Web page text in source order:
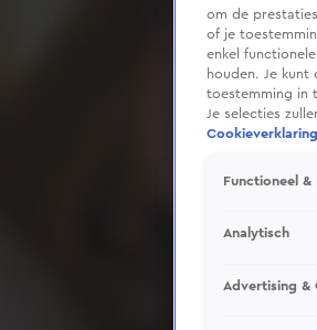
om de
of je
enkel
houden. Je
toestemming in
Je selecties
Functioneel &
Analytisch
Advertising &